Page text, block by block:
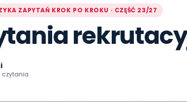
ZAPYTAŃ KROK PO KROKU · CZĘŚĆ 23/27
czytania